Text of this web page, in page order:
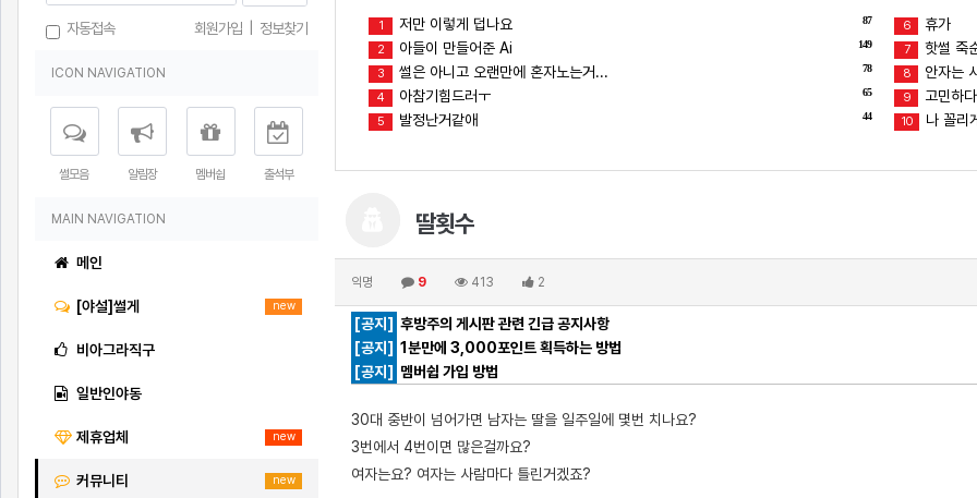
87
1 저만 이렇게 덥나요
149
2 아들이 만들어준 Ai
78
3 썰은 아니고 오랜만에 혼자노는거...
65
4 아참기힘드러ㅜ
44
5 발정난거같애
6 휴가
7 핫썰 죽
8 안자는
9 고민하
10 나 꼴리
딸횟수
익명 9 413 2
[공지] 후방주의 게시판 관련 긴급 공지사항
[공지] 1분만에 3,000포인트 획득하는 방법
[공지]
멤버쉽 가입 방법
30대 중반이 넘어가면 남자는 딸을 일주일에 몇번 치나요?
3번에서 4번이면 많은걸까요?
여자는요? 여자는 사람마다 틀린거겠죠?
자동접속 회원가입 정보찾기
ICON NAVIGATION
썰모음 알림장 멤버쉽 출석부
MAIN NAVIGATION
메인
[야설]썰게 new
비아그라직구
일반인야동
제휴업체 new
커뮤니티 new